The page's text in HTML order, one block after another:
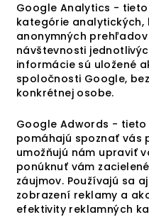
Google Analytics -
kategórie analytických,
anonymných
návštevnosti
informácie sú uložené
spoločnosti Google,
konkrétnej osobe.
Google Adwords -
pomáhajú spoznať vás
umožňujú nám upraviť
ponúknuť vám
záujmov. Používajú sa
zobrazení reklamy a
efektivity reklamných